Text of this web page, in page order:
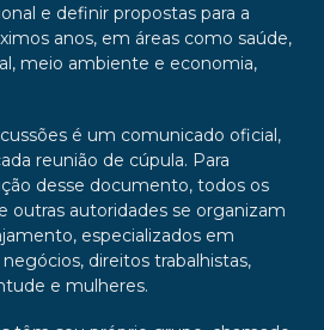
e definir propostas para a
anos, em áreas como saúde,
meio ambiente e economia,
é um comunicado oficial,
reunião de cúpula. Para
desse documento, todos os
outras autoridades se organizam
especializados em
direitos trabalhistas,
e mulheres.